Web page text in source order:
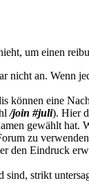
um einen
an. Wenn
können eine
/join #juli). Hier
gewählt
zu
Eindruck
strikt